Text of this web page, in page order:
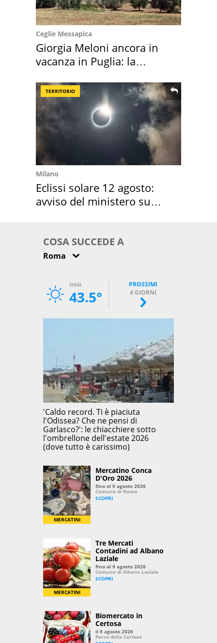
Ceglie Messapica
Giorgia Meloni ancora in
vacanza in Puglia: la
TERRITORIO
Milano
Eclissi solare 12 agosto:
avviso del ministero su